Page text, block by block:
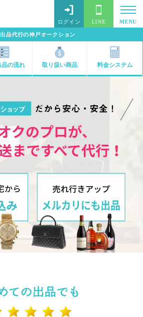
品代行の神戸オークション
ログイン LINE MENU
品の流れ 取り扱い商品 料金システム